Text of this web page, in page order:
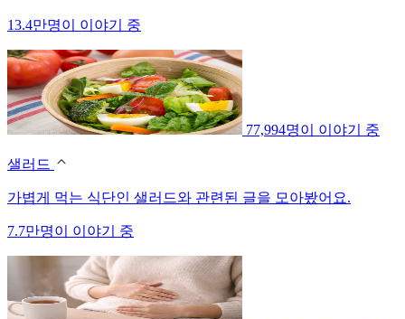
13.4만명이 이야기 중
77,994명이 이야기 중
샐러드
가볍게 먹는 식단인 샐러드와 관련된 글을 모아봤어요.
7.7만명이 이야기 중